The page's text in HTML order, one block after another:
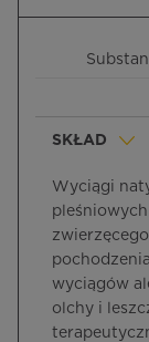
SKŁAD
Wyciągi
wyciągów
olchy i